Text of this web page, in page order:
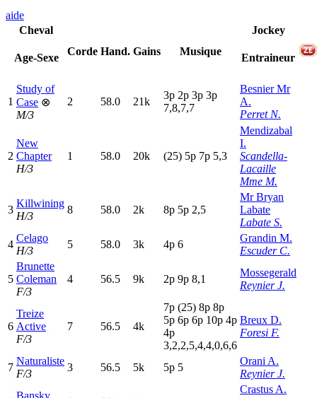
aide
Cheval
Age-Sexe
Corde Hand. Gains Musique
Jockey
Entraineur
1
Study of
Case ⊗
M/3
2 58.0 21k
3p 2p 3p 3p
7,8,7,7
Besnier Mr
A.
Perret N.
2
New
Chapter
H/3
1 58.0 20k (25) 5p 7p 5,3
Mendizabal
I.
Scandella-
Lacaille
Mme M.
3
Killwining
H/3
8 58.0 2k 8p 5p 2,5
Mr Bryan
Labate
Labate S.
4
Celago
H/3
5 58.0 3k 4p 6
Grandin M.
Escuder C.
5
Brunette
Coleman
F/3
4 56.5 9k 2p 9p 8,1
Mossegerald
Reynier J.
6
Treize
Active
F/3
7 56.5 4k
7p (25) 8p 8p
5p 6p 6p 10p 4p
4p
3,2,2,5,4,4,0,6,6
Breux D.
Foresi F.
7
Naturaliste
F/3
3 56.5 5k 5p 5
Orani A.
Reynier J.
Bansky
Crastus A.